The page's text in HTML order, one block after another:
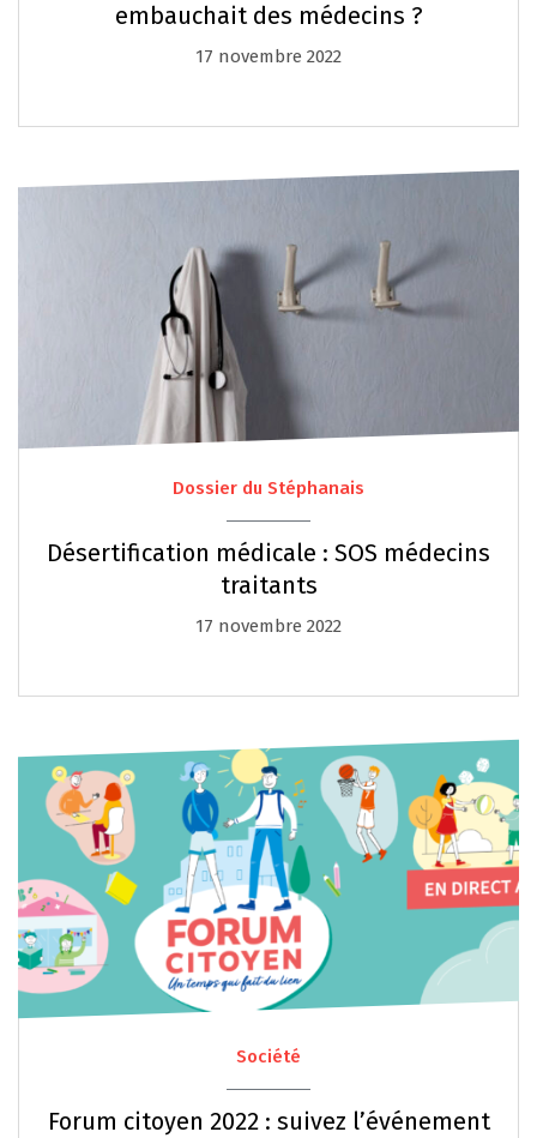
embauchait des médecins ?
17 novembre 2022
Dossier du Stéphanais
Désertification médicale : SOS médecins
traitants
17 novembre 2022
Société
Forum citoyen 2022 : suivez l’événement